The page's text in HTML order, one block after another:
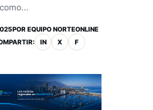
POR EQUIPO NORTEONLINE
IN X F